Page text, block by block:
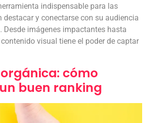
indispensable para las
destacar y conectarse con su audiencia
Desde imágenes impactantes hasta
visual tiene el poder de captar
cómo
buen ranking